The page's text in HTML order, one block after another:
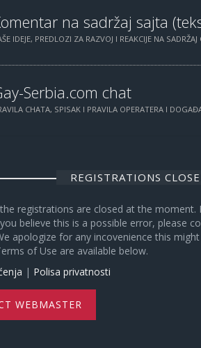
na sadržaj sajta
IDEJE, PREDLOZI ZA RAZVOJ I REAKCIJE NA SADRŽAJ
Serbia.com chat
CHATA, SPISAK I PRAVILA OPERATERA I
REGISTRATIONS
registrations are closed at the
believe this is a possible error, please
apologize for any incovenience this
of Use are available below.
| Polisa privatnosti
WEBMASTER